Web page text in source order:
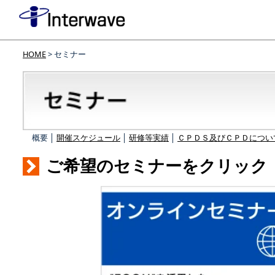
HOME> セミナー
概要 │ 開催スケジュール 研修等実績 ＣＰＤＳ及びＣＰＤにつ
ご希望のセミナーをクリック